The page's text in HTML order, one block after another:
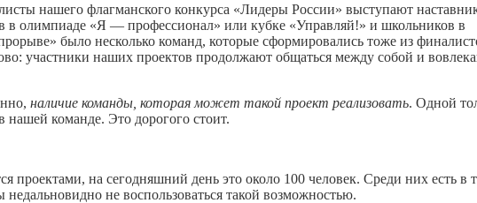
нашего флагманского конкурса «Лидеры России» выступают
в олимпиаде «Я — профессионал» или кубке «Управляй!» и школьников в
было несколько команд, которые сформировались тоже из
участники наших проектов продолжают общаться между собой и
наличие команды, которая может такой проект реализовать. Одной
команде. Это дорогого стоит.
проектами, на сегодняшний день это около 100 человек. Среди них есть в
не воспользоваться такой возможностью.